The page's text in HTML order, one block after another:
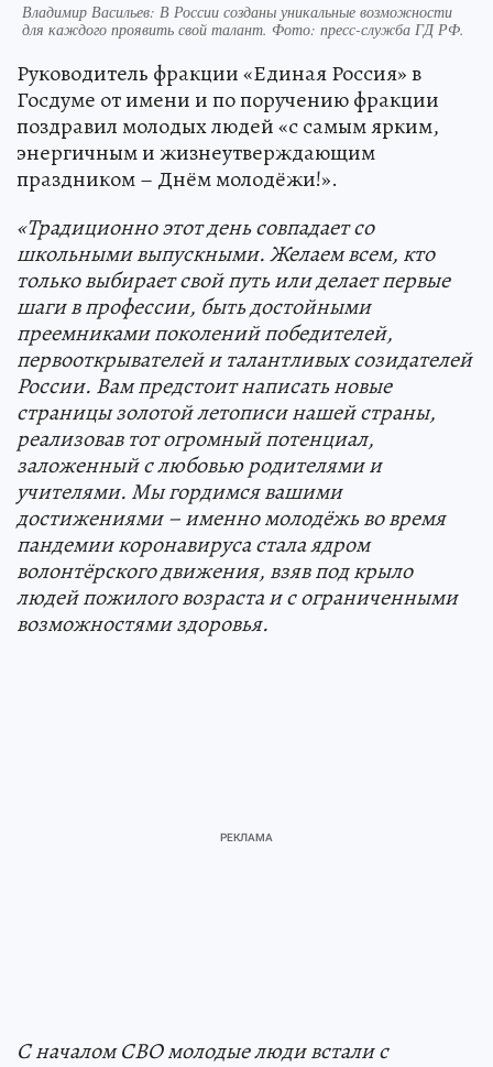
Владимир Васильев: В России созданы уникальные возможности
для каждого проявить свой талант. Фото: пресс-служба ГД РФ.
Руководитель фракции «Единая Россия» в
Госдуме от имени и по поручению фракции
поздравил молодых людей «с самым ярким,
энергичным и жизнеутверждающим
праздником – Днём молодёжи!».
«Традиционно этот день совпадает со
школьными выпускными. Желаем всем, кто
только выбирает свой путь или делает первые
шаги в профессии, быть достойными
преемниками поколений победителей,
первооткрывателей и талантливых созидателей
России. Вам предстоит написать новые
страницы золотой летописи нашей страны,
реализовав тот огромный потенциал,
заложенный с любовью родителями и
учителями. Мы гордимся вашими
достижениями – именно молодёжь во время
пандемии коронавируса стала ядром
волонтёрского движения, взяв под крыло
людей пожилого возраста и с ограниченными
возможностями здоровья.
С началом СВО молодые люди встали с